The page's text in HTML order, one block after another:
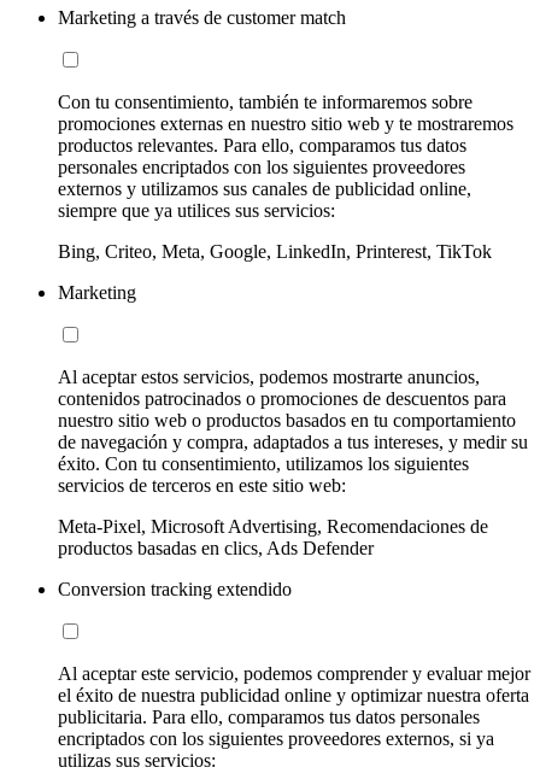
Marketing a través de customer match
Con tu consentimiento, también te informaremos sobre
promociones externas en nuestro sitio web y te mostraremos
productos relevantes. Para ello, comparamos tus datos
personales encriptados con los siguientes proveedores
externos y utilizamos sus canales de publicidad online,
siempre que ya utilices sus servicios:
Bing, Criteo, Meta, Google, LinkedIn, Printerest, TikTok
Marketing
Al aceptar estos servicios, podemos mostrarte anuncios,
contenidos patrocinados o promociones de descuentos para
nuestro sitio web o productos basados en tu comportamiento
de navegación y compra, adaptados a tus intereses, y medir su
éxito. Con tu consentimiento, utilizamos los siguientes
servicios de terceros en este sitio web:
Meta-Pixel, Microsoft Advertising, Recomendaciones de
productos basadas en clics, Ads Defender
Conversion tracking extendido
Al aceptar este servicio, podemos comprender y evaluar mejor
el éxito de nuestra publicidad online y optimizar nuestra oferta
publicitaria. Para ello, comparamos tus datos personales
encriptados con los siguientes proveedores externos, si ya
utilizas sus servicios: